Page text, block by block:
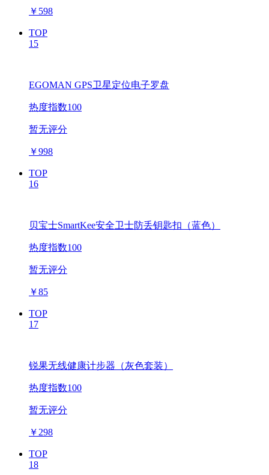
￥ 598
TOP
15
EGOMAN GPS卫星定位电子罗盘
热度指数100
暂无评分
￥998
TOP
16
贝宝士SmartKee安全卫士防丢钥匙扣（蓝色）
热度指数100
暂无评分
￥85
TOP
17
锐果无线健康计步器（灰色套装）
热度指数100
暂无评分
￥ 298
TOP
18